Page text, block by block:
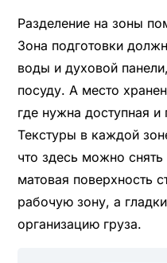
Разделение на зоны
Зона подготовки
воды и духовой
посуду. А место
где нужна доступная и
Текстуры в каждой
что здесь можно
матовая поверхность
рабочую зону, а
организацию груза.